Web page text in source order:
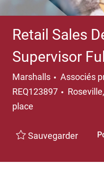
Retail Sales
Supervisor
Marshalls Catégorie
Associés
REQ123897
place
Sauvegarder